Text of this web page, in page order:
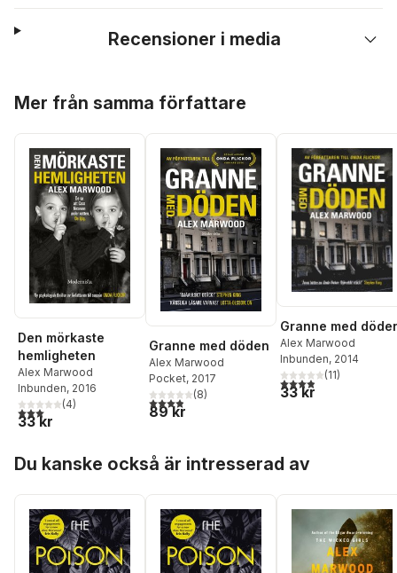
Recensioner i media
Mer från samma författare
Den mörkaste
hemligheten
Alex Marwood
Inbunden, 2016
3,0utav 5 stjärnor. Totalt antal röster:
(4)
33 kr
Granne med döden
Alex Marwood
Pocket, 2017
3,9utav 5 stjärnor. Totalt antal röster:
(8)
89 kr
Granne med
Alex Marwood
Inbunden, 2014
3,9utav 5 stjärnor.
(11)
33 kr
Du kanske också är intresserad av